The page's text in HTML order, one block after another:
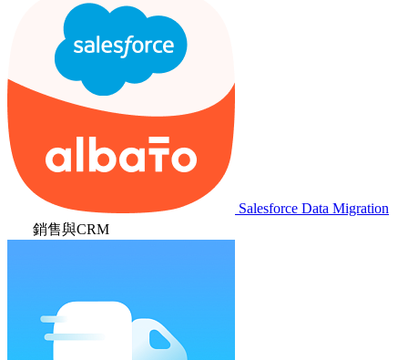
Salesforce Data Migration
銷售與CRM